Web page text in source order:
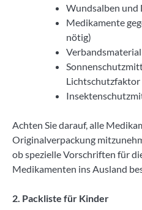
Wundsalben
Medikamente
nötig)
Lichtschutzfaktor
Achten Sie darauf, alle
Originalverpackung
ob spezielle Vorschriften für
Medikamenten ins Ausland
2. Packliste für Kinder